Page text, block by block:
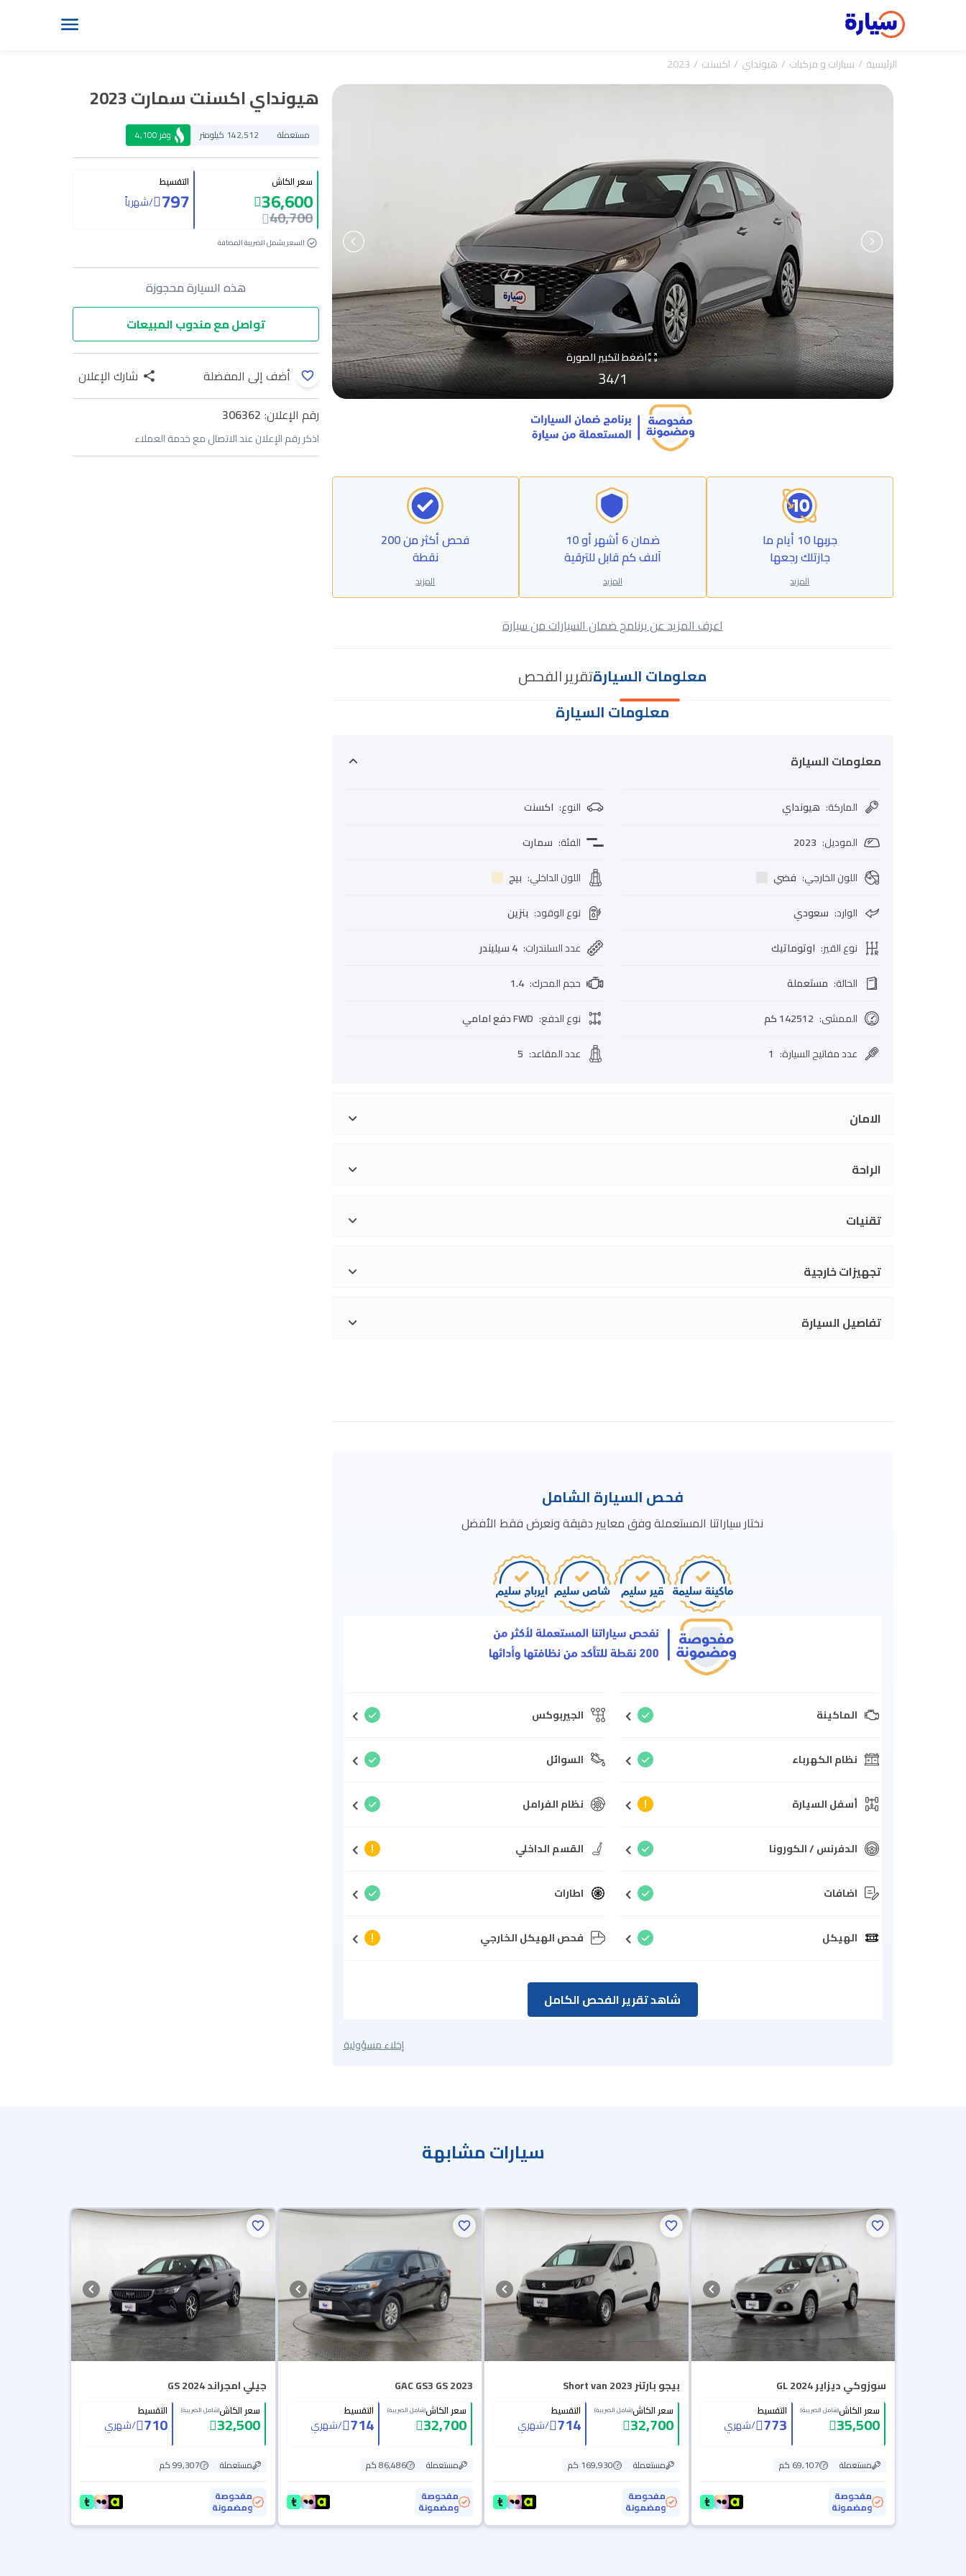
الرئيسية سيارات و مركبات هيونداي اكسنت 2023
اضغط لتكبير الصورة
1
/
34
جربها 10 أيام ما
جازتلك رجعها
المزيد
ضمان 6 أشهر أو 10
آلاف كم قابل للترقية
المزيد
فحص أكثر من 200
نقطة
المزيد
اعرف المزيد عن برنامج ضمان السيارات من سيارة
معلومات السيارةتقرير الفحص
معلومات السيارة
معلومات السيارة
الماركة: هيونداي النوع: اكسنت
الموديل:
2023 الفئة: سمارت
اللون الخارجي: فضي اللون الداخلي: بيج
الوارد: سعودي نوع الوقود: بنزين
نوع القير: اوتوماتيك عدد السلندرات: 4 سيليندر
الحالة: مستعملة حجم المحرك:
1.4
الممشى: 142512 كم نوع الدفع: FWD دفع امامي
عدد مفاتيح السيارة:
1 عدد المقاعد:
5
الامان
الراحة
تقنيات
تجهيزات خارجية
تفاصيل السيارة
فحص السيارة الشامل
نختار سياراتنا المستعملة وفق معايير دقيقة ونعرض فقط الأفضل
الماكينة الجيربوكس
نظام الكهرباء السوائل
أسفل السيارة نظام الفرامل
الدفرنس / الكورونا القسم الداخلي
اضافات اطارات
الهيكل فحص الهيكل الخارجي
شاهد تقرير الفحص الكامل
إخلاء مسؤولية
هيونداي اكسنت سمارت 2023
مستعملة 142,512 كيلومتر وفر4,100
سعر الكاش
36,600
40,700
التقسيط
797
/شهرياً
السعر يشمل الضريبة المضافة
هذه السيارة محجوزة
تواصل مع مندوب المبيعات
أضف إلى المفضلة
شارك الإعلان
رقم الإعلان: 306362
اذكر رقم الإعلان عند الاتصال مع خدمة العملاء
سيارات مشابهة
سوزوكي ديزاير GL 2024
سعر الكاش(شامل الضريبة)
35,500
التقسيط
773
/شهري
مستعملة
69,107 كم
مفحوصة
ومضمونة
بيجو بارتنر Short van 2023
سعر الكاش(شامل الضريبة)
32,700
التقسيط
714
/شهري
مستعملة
169,930 كم
مفحوصة
ومضمونة
GAC GS3 GS 2023
سعر الكاش(شامل الضريبة)
32,700
التقسيط
714
/شهري
مستعملة
86,486 كم
مفحوصة
ومضمونة
جيلي امجراند GS 2024
سعر الكاش(شامل الضريبة)
32,500
التقسيط
710
/شهري
مستعملة
99,307 كم
مفحوصة
ومضمونة